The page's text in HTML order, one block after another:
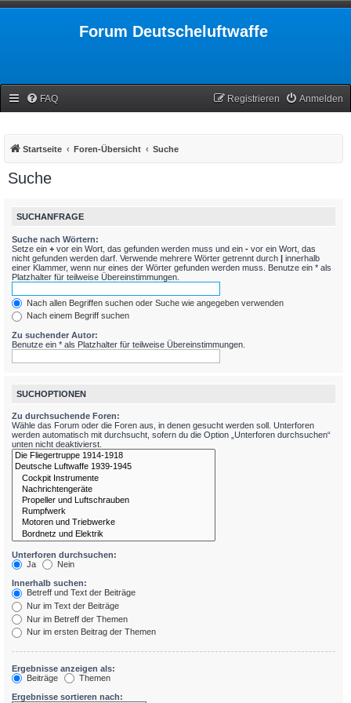
Forum Deutscheluftwaffe
FAQ Anmelden
Registrieren
Startseite Foren-Übersicht Suche
Suche
SUCHANFRAGE
Suche nach Wörtern:
Setze ein + vor ein Wort, das gefunden werden muss und ein - vor ein Wort, das
nicht gefunden werden darf. Verwende mehrere Wörter getrennt durch | innerhalb
einer Klammer, wenn nur eines der Wörter gefunden werden muss. Benutze ein * als
Platzhalter für teilweise Übereinstimmungen.
Nach allen Begriffen suchen oder Suche wie angegeben verwenden
Nach einem Begriff suchen
Zu suchender Autor:
Benutze ein * als Platzhalter für teilweise Übereinstimmungen.
SUCHOPTIONEN
Zu durchsuchende Foren:
Wähle das Forum oder die Foren aus, in denen gesucht werden soll. Unterforen
werden automatisch mit durchsucht, sofern du die Option „Unterforen durchsuchen“
unten nicht deaktivierst.
Unterforen durchsuchen:
Ja
Nein
Innerhalb suchen:
Betreff und Text der Beiträge
Nur im Text der Beiträge
Nur im Betreff der Themen
Nur im ersten Beitrag der Themen
Ergebnisse anzeigen als:
Beiträge
Themen
Ergebnisse sortieren nach: